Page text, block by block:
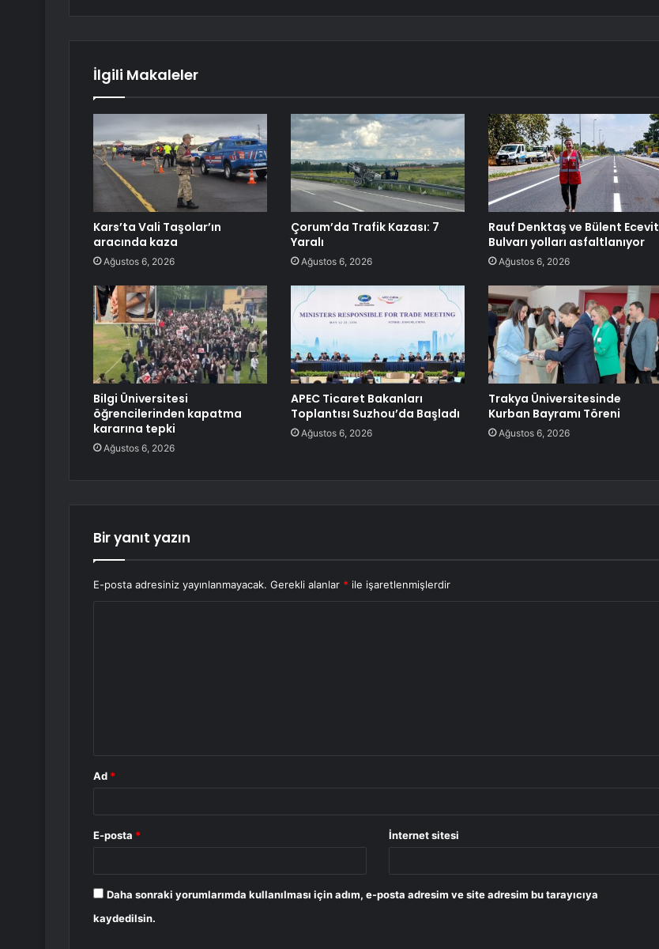
İlgili Makaleler
Kars’ta Vali Taşolar’ın
aracında kaza
Ağustos 6, 2026
Çorum’da Trafik Kazası: 7
Yaralı
Ağustos 6, 2026
Rauf Denktaş ve Bülent Ecevit
Bulvarı yolları asfaltlanıyor
Ağustos 6, 2026
Bilgi Üniversitesi
öğrencilerinden kapatma
kararına tepki
Ağustos 6, 2026
APEC Ticaret Bakanları
Toplantısı Suzhou’da Başladı
Ağustos 6, 2026
Trakya Üniversitesinde
Kurban Bayramı Töreni
Ağustos 6, 2026
Bir yanıt yazın
E-posta adresiniz yayınlanmayacak. Gerekli alanlar * ile işaretlenmişlerdir
Ad *
E-posta * İnternet sitesi
Daha sonraki yorumlarımda kullanılması için adım, e-posta adresim ve site adresim bu tarayıcıya
kaydedilsin.